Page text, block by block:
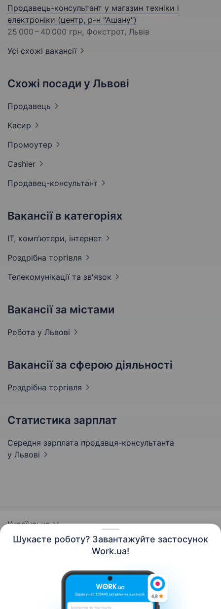
Шукаєте роботу? Завантажуйте застосунок
Work.ua!
Продавець-консультант у магазин техніки і
електроніки (центр, р-н "Ашану")
25 000 – 40 000 грн, Фокстрот, Львів
Усі схожі вакансії
Схожі посади у Львові
Продавець
Касир
Промоутер
Cashier
Продавец-консультант
Вакансії в категоріях
IT, комп'ютери, інтернет
Роздрібна торгівля
Телекомунікації та зв'язок
Вакансії за містами
Робота у Львові
Вакансії за сферою діяльності
Роздрібна торгівля
Статистика зарплат
Середня зарплата продавця-консультанта
у Львові
Українська
Контакти Про нас Кар’єра